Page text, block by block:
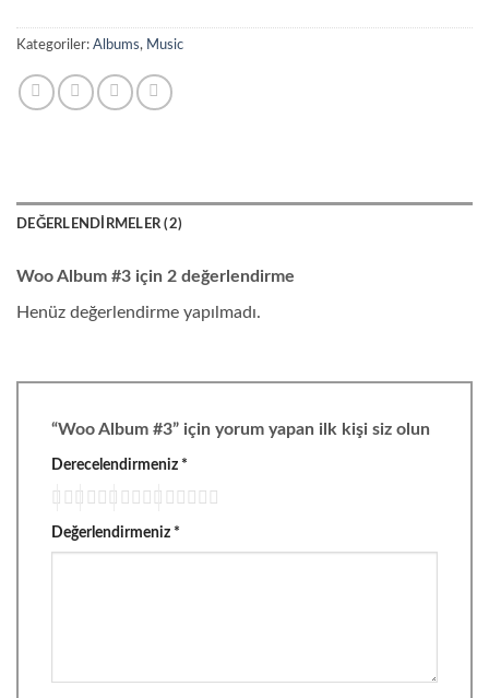
Kategoriler: Albums, Music
DEĞERLENDIRMELER (2)
Woo Album #3 için 2 değerlendirme
Henüz değerlendirme yapılmadı.
“Woo Album #3” için yorum yapan ilk kişi siz olun
Derecelendirmeniz *
Değerlendirmeniz *